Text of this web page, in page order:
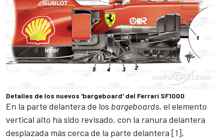
Detalles de los nuevos 'bargeboard' del Ferrari SF1000
En la parte delantera de los bargeboards, el elemento
vertical alto ha sido revisado, con la ranura delantera
desplazada más cerca de la parte delantera [1],